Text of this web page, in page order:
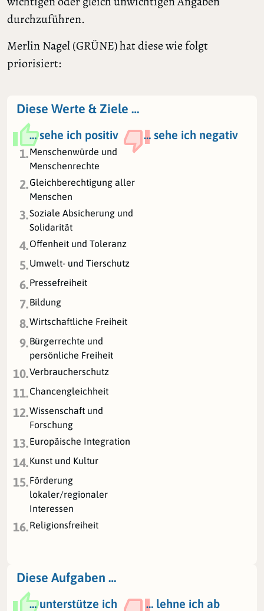
durchzuführen.
Merlin Nagel (GRÜNE) hat diese wie folgt
priorisiert:
Diese Werte & Ziele …
… sehe ich positiv
… sehe ich negativ
1.Menschenwürde und
Menschenrechte
2.Gleichberechtigung aller
Menschen
3.Soziale Absicherung und
Solidarität
4.Offenheit und Toleranz
5.Umwelt- und Tierschutz
6.Pressefreiheit
7.Bildung
8.Wirtschaftliche Freiheit
9.Bürgerrechte und
persönliche Freiheit
10.Verbraucherschutz
11.Chancengleichheit
12.Wissenschaft und
Forschung
13.Europäische Integration
14.Kunst und Kultur
15.Förderung
lokaler/regionaler
Interessen
16.Religionsfreiheit
Diese Aufgaben …
… unterstütze ich
… lehne ich ab